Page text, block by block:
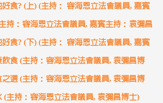
食? (上) (主持： 容海恩立法會議員, 嘉賓
持：容海恩立法會議員, 嘉賓主持：袁彌昌
食? (下) (主持： 容海恩立法會議員, 嘉賓
食 (主持：容海恩立法會議員, 袁彌昌博
選 (主持：容海恩立法會議員, 袁彌昌博
(主持：容海恩立法會議員, 袁彌昌博士)